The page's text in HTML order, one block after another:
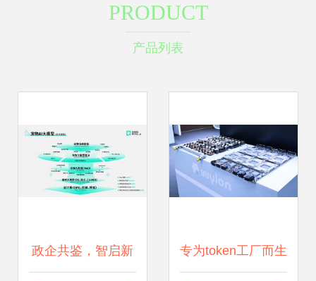
PRODUCT
产品列表
政企共鉴，智启新 专为token工厂而生